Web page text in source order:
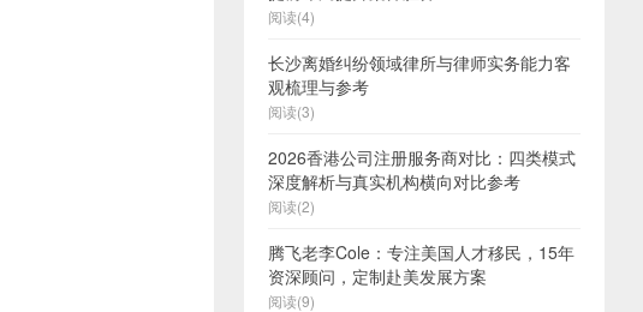
阅读(4)
长沙离婚纠纷领域律所与律师实务能力客
观梳理与参考
阅读(3)
2026香港公司注册服务商对比：四类模式
深度解析与真实机构横向对比参考
阅读(2)
腾飞老李Cole：专注美国人才移民，15年
资深顾问，定制赴美发展方案
阅读(9)